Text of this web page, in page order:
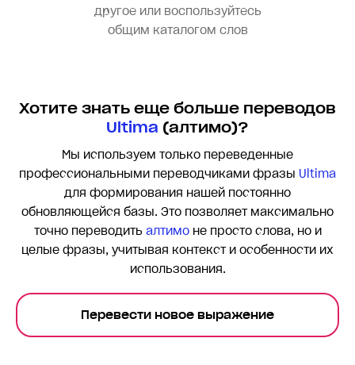
другое или воспользуйтесь
общим каталогом слов
Хотите знать еще больше переводов
Ultima (алтимо)?
Мы используем только переведенные
профессиональными переводчиками фразы Ultima
для формирования нашей постоянно
обновляющейся базы. Это позволяет максимально
точно переводить алтимоне просто слова, но и
целые фразы, учитывая контекст и особенности их
использования.
Перевести новое выражение